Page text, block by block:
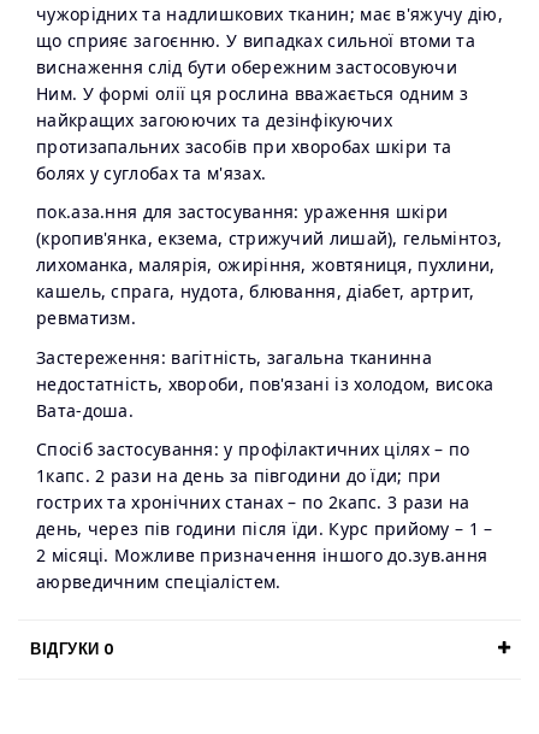
чужорідних та надлишкових тканин; має в'яжучу дію,
що сприяє загоєнню. У випадках сильної втоми та
виснаження слід бути обережним застосовуючи
Ним. У формі олії ця рослина вважається одним з
найкращих загоюючих та дезінфікуючих
протизапальних засобів при хворобах шкіри та
болях у суглобах та м'язах.
пок.аза.ння для застосування: ураження шкіри
(кропив'янка, екзема, стрижучий лишай), гельмінтоз,
лихоманка, малярія, ожиріння, жовтяниця, пухлини,
кашель, спрага, нудота, блювання, діабет, артрит,
ревматизм.
Застереження: вагітність, загальна тканинна
недостатність, хвороби, пов'язані із холодом, висока
Вата-доша.
Спосіб застосування: у профілактичних цілях – по
1капс. 2 рази на день за півгодини до їди; при
гострих та хронічних станах – по 2капс. 3 рази на
день, через пів години після їди. Курс прийому – 1 –
2 місяці. Можливе призначення іншого до.зув.ання
аюрведичним спеціалістем.
ВІДГУКИ 0